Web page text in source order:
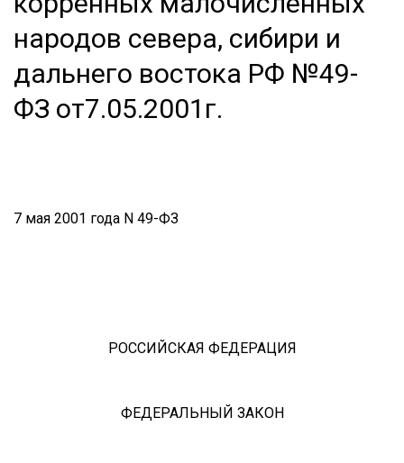
народов севера, сибири и
дальнего востока РФ №49-
ФЗ от7.05.2001г.
7 мая 2001 года N 49-ФЗ
РОССИЙСКАЯ ФЕДЕРАЦИЯ
ФЕДЕРАЛЬНЫЙ ЗАКОН